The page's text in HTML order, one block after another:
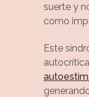
suerte y
como
Este